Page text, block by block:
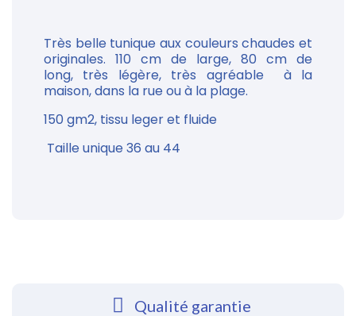
Très belle tunique aux couleurs chaudes et
originales. 110 cm de large, 80 cm de
long, très légère, très agréable à la
maison, dans la rue ou à la plage.
150 gm2, tissu leger et fluide
Taille unique 36 au 44
Qualité garantie